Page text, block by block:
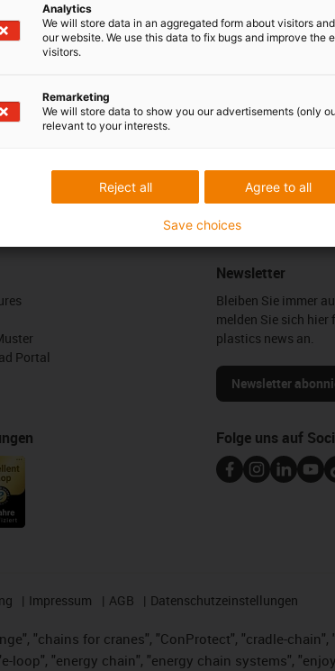
phone
7662 57763
Samstag: 8 – 12
Samstag: 8 – 12
Lob & Kritik
Portal
Newsletter
Bleiben Sie immer
melden Sie sich hier
plastics news an.
Newsletter
Folge uns auf
Impressum AGB Datenschutzeinstellungen
"chains for cranes", "ConProtect", "cradle-
loop", "energy chain", "energy chain systems",
Analytics
We will store data in an aggregated form about visitors
our website. We use this data to fix bugs and improve the
visitors.
Remarketing
We will store data to show you our advertisements (only
relevant to your interests.
Agree to all
Reject all
Save choices